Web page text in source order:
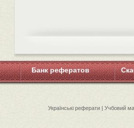
Банк рефератов
Українські реферати | Учбовий